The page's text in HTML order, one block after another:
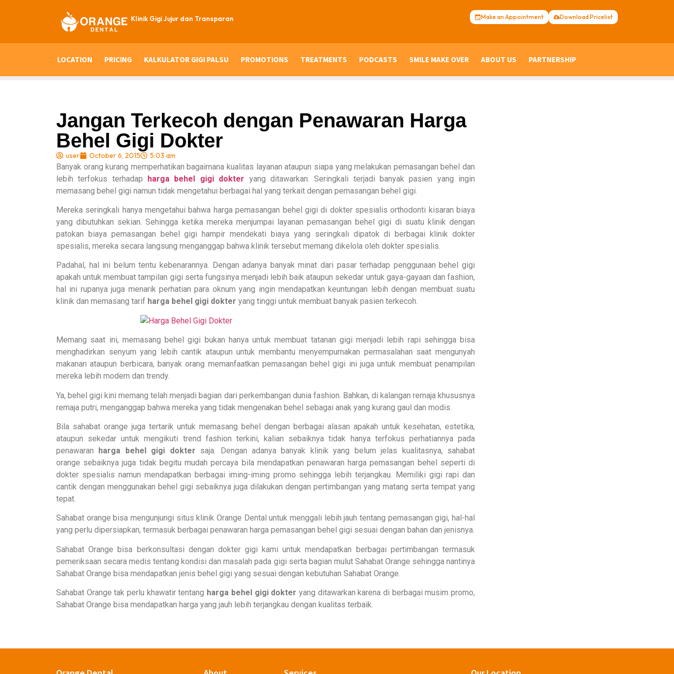
Klinik Gigi Jujur dan Transparan Download Pricelist
Make an Appointment
LOCATION PRICING KALKULATOR GIGI PALSU PROMOTIONS TREATMENTS PODCASTS SMILE MAKE OVER ABOUT US PARTNERSHIP
Jangan Terkecoh dengan Penawaran Harga
Behel Gigi Dokter
user October 6, 2015 5:03 am
Banyak orang kurang memperhatikan bagaimana kualitas layanan ataupun siapa yang melakukan pemasangan behel dan
lebih terfokus terhadap harga behel gigi dokter yang ditawarkan. Seringkali terjadi banyak pasien yang ingin
memasang behel gigi namun tidak mengetahui berbagai hal yang terkait dengan pemasangan behel gigi.
Mereka seringkali hanya mengetahui bahwa harga pemasangan behel gigi di dokter spesialis orthodonti kisaran biaya
yang dibutuhkan sekian. Sehingga ketika mereka menjumpai layanan pemasangan behel gigi di suatu klinik dengan
patokan biaya pemasangan behel gigi hampir mendekati biaya yang seringkali dipatok di berbagai klinik dokter
spesialis, mereka secara langsung menganggap bahwa klinik tersebut memang dikelola oleh dokter spesialis.
Padahal, hal ini belum tentu kebenarannya. Dengan adanya banyak minat dari pasar terhadap penggunaan behel gigi
apakah untuk membuat tampilan gigi serta fungsinya menjadi lebih baik ataupun sekedar untuk gaya-gayaan dan fashion,
hal ini rupanya juga menarik perhatian para oknum yang ingin mendapatkan keuntungan lebih dengan membuat suatu
klinik dan memasang tarif harga behel gigi dokter yang tinggi untuk membuat banyak pasien terkecoh.
Memang saat ini, memasang behel gigi bukan hanya untuk membuat tatanan gigi menjadi lebih rapi sehingga bisa
menghadirkan senyum yang lebih cantik ataupun untuk membantu menyempurnakan permasalahan saat mengunyah
makanan ataupun berbicara, banyak orang memanfaatkan pemasangan behel gigi ini juga untuk membuat penampilan
mereka lebih modern dan trendy.
Ya, behel gigi kini memang telah menjadi bagian dari perkembangan dunia fashion. Bahkan, di kalangan remaja khususnya
remaja putri, menganggap bahwa mereka yang tidak mengenakan behel sebagai anak yang kurang gaul dan modis.
Bila sahabat orange juga tertarik untuk memasang behel dengan berbagai alasan apakah untuk kesehatan, estetika,
ataupun sekedar untuk mengikuti trend fashion terkini, kalian sebaiknya tidak hanya terfokus perhatiannya pada
penawaran harga behel gigi dokter saja. Dengan adanya banyak klinik yang belum jelas kualitasnya, sahabat
orange sebaiknya juga tidak begitu mudah percaya bila mendapatkan penawaran harga pemasangan behel seperti di
dokter spesialis namun mendapatkan berbagai iming-iming promo sehingga lebih terjangkau. Memiliki gigi rapi dan
cantik dengan menggunakan behel gigi sebaiknya juga dilakukan dengan pertimbangan yang matang serta tempat yang
tepat.
Sahabat orange bisa mengunjungi situs klinik Orange Dental untuk menggali lebih jauh tentang pemasangan gigi, hal-hal
yang perlu dipersiapkan, termasuk berbagai penawaran harga pemasangan behel gigi sesuai dengan bahan dan jenisnya.
Sahabat Orange bisa berkonsultasi dengan dokter gigi kami untuk mendapatkan berbagai pertimbangan termasuk
pemeriksaan secara medis tentang kondisi dan masalah pada gigi serta bagian mulut Sahabat Orange sehingga nantinya
Sahabat Orange bisa mendapatkan jenis behel gigi yang sesuai dengan kebutuhan Sahabat Orange.
Sahabat Orange tak perlu khawatir tentang harga behel gigi dokter yang ditawarkan karena di berbagai musim promo,
Sahabat Orange bisa mendapatkan harga yang jauh lebih terjangkau dengan kualitas terbaik.